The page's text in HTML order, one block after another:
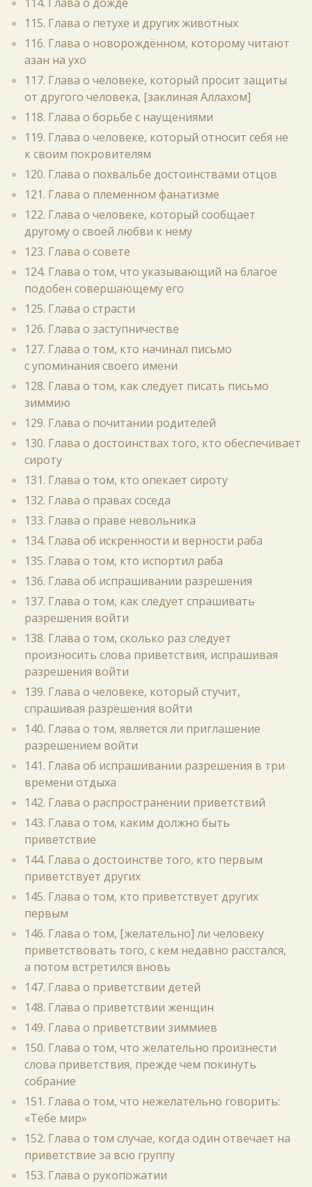
115. Глава о петухе и других животных
116. Глава о новорождённом, которому читают
азан на ухо
117. Глава о человеке, который просит защиты
от другого человека, [заклиная Аллахом]
118. Глава о борьбе с наущениями
119. Глава о человеке, который относит себя не
к своим покровителям
120. Глава о похвальбе достоинствами отцов
121. Глава о племенном фанатизме
122. Глава о человеке, который сообщает
другому о своей любви к нему
123. Глава о совете
124. Глава о том, что указывающий на благое
подобен совершающему его
125. Глава о страсти
126. Глава о заступничестве
127. Глава о том, кто начинал письмо
с упоминания своего имени
128. Глава о том, как следует писать письмо
зиммию
129. Глава о почитании родителей
130. Глава о достоинствах того, кто обеспечивает
сироту
131. Глава о том, кто опекает сироту
132. Глава о правах соседа
133. Глава о праве невольника
134. Глава об искренности и верности раба
135. Глава о том, кто испортил раба
136. Глава об испрашивании разрешения
137. Глава о том, как следует спрашивать
разрешения войти
138. Глава о том, сколько раз следует
произносить слова приветствия, испрашивая
разрешения войти
139. Глава о человеке, который стучит,
спрашивая разрешения войти
140. Глава о том, является ли приглашение
разрешением войти
141. Глава об испрашивании разрешения в три
времени отдыха
142. Глава о распространении приветствий
143. Глава о том, каким должно быть
приветствие
144. Глава о достоинстве того, кто первым
приветствует других
145. Глава о том, кто приветствует других
первым
146. Глава о том, [желательно] ли человеку
приветствовать того, с кем недавно расстался,
а потом встретился вновь
147. Глава о приветствии детей
148. Глава о приветствии женщин
149. Глава о приветствии зиммиев
150. Глава о том, что желательно произнести
слова приветствия, прежде чем покинуть
собрание
151. Глава о том, что нежелательно говорить:
«Тебе мир»
152. Глава о том случае, когда один отвечает на
приветствие за всю группу
153. Глава о рукопожатии